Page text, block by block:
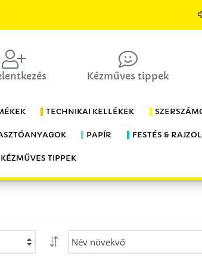
Kézműves tippek
TECHNIKAI KELLÉKEK
PAPÍR FESTÉS &
KÉZMŰVES TIPPEK